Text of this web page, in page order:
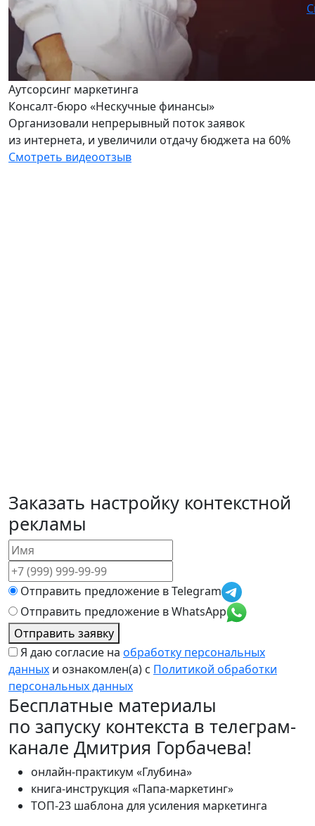
Аутсорсинг маркетинга
Консалт-бюро «Нескучные финансы»
Организовали непрерывный поток заявок
из интернета, и увеличили отдачу бюджета на 60%
Смотреть видеоотзыв
Заказать настройку контекстной
рекламы
Отправить предложение в Telegram
Отправить предложение в WhatsApp
Отправить заявку
Я даю согласие на обработку персональных
данных и ознакомлен(а) с Политикой обработки
персональных данных
Бесплатные материалы
по запуску контекста в телеграм-
канале Дмитрия Горбачева!
онлайн-практикум «Глубина»
книга-инструкция «Папа-маркетинг»
ТОП-23 шаблона для усиления маркетинга